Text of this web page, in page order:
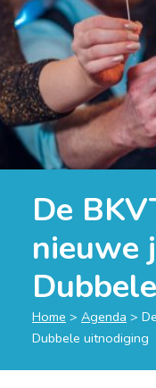
De
nieuwe
Home > Agenda >
Dubbele uitnodiging